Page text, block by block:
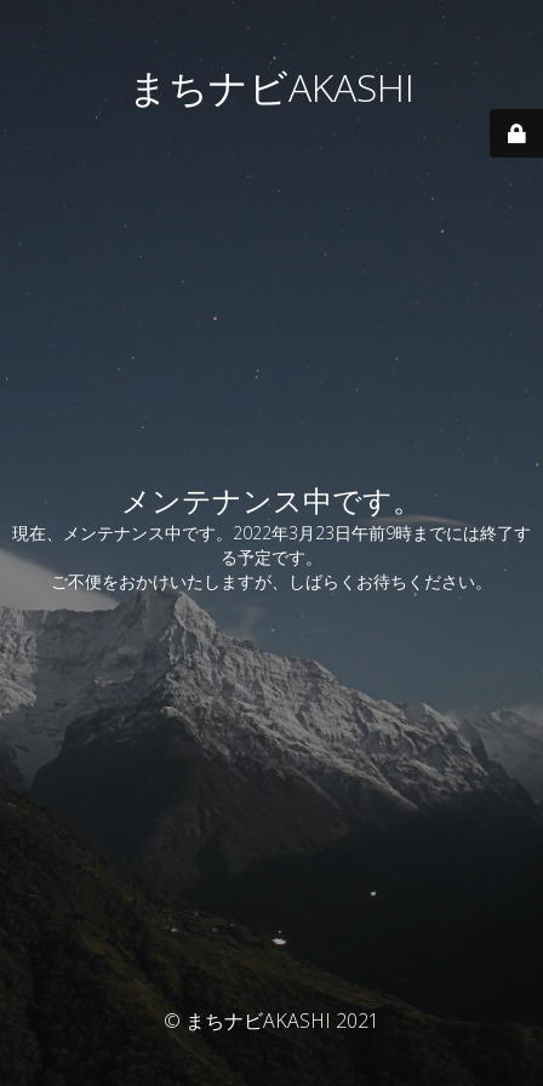
まちナビAKASHI
メンテナンス中です。
現在、メンテナンス中です。2022年3月23日午前9時までには終了す
る予定です。
ご不便をおかけいたしますが、しばらくお待ちください。
© まちナビAKASHI 2021